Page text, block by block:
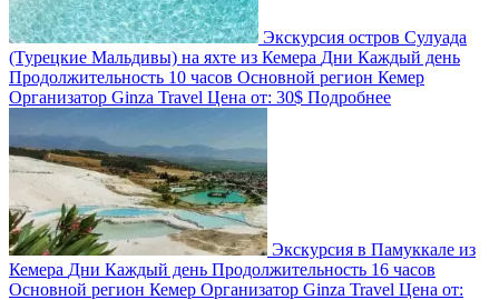
Экскурсия остров Сулуада
(Турецкие Мальдивы) на яхте из Кемера Дни Каждый день
Продолжительность 10 часов Основной регион Кемер
Организатор Ginza Travel Цена от: 30$ Подробнее
Экскурсия в Памуккале из
Кемера Дни Каждый день Продолжительность 16 часов
Основной регион Кемер Организатор Ginza Travel Цена от: